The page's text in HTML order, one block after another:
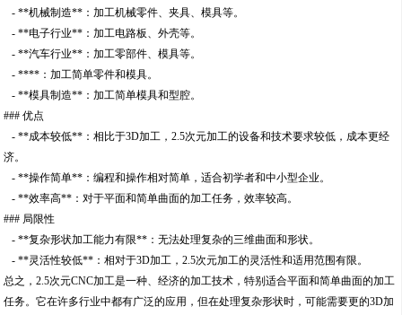
- **机械制造**：加工机械零件、夹具、模具等。
- **电子行业**：加工电路板、外壳等。
- **汽车行业**：加工零部件、模具等。
- ****：加工简单零件和模具。
- **模具制造**：加工简单模具和型腔。
### 优点
- **成本较低**：相比于3D加工，2.5次元加工的设备和技术要求较低，成本更经
济。
- **操作简单**：编程和操作相对简单，适合初学者和中小型企业。
- **效率高**：对于平面和简单曲面的加工任务，效率较高。
### 局限性
- **复杂形状加工能力有限**：无法处理复杂的三维曲面和形状。
- **灵活性较低**：相对于3D加工，2.5次元加工的灵活性和适用范围有限。
总之，2.5次元CNC加工是一种、经济的加工技术，特别适合平面和简单曲面的加工
任务。它在许多行业中都有广泛的应用，但在处理复杂形状时，可能需要更的3D加